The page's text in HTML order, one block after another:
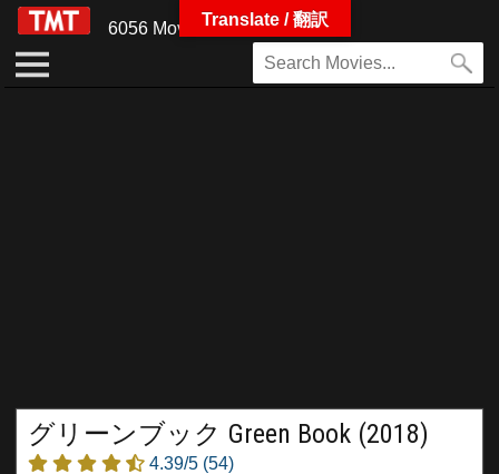
6056 Movies
グリーンブック Green Book (2018)
4.39/5 (54)
Translate / 翻訳